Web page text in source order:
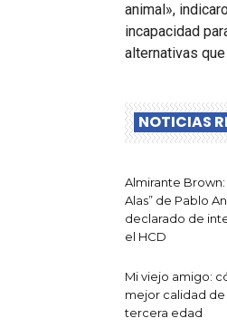
animal»,
incapacidad
alternativas que
NOTICIAS
Almirante Brown:
Alas” de Pablo
declarado de
el HCD
Mi viejo amigo:
mejor calidad de
tercera edad